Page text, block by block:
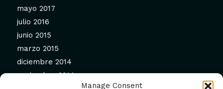
Manage Consent
mayo 2017
julio 2016
junio 2015
marzo 2015
diciembre 2014
noviembre 2014